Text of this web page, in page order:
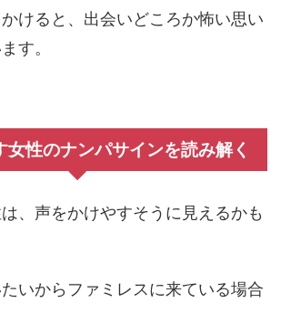
けると、出会いどころか怖い思い
す。
女性のナンパサインを読み解く
、声をかけやすそうに見えるかも
いからファミレスに来ている場合